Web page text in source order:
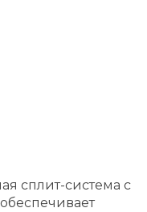
сплит-система с